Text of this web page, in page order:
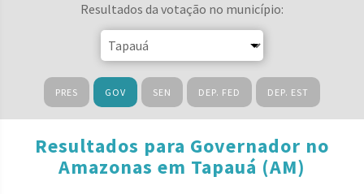
Resultados da votação no município:
PRES GOV SEN DEP. FED DEP. EST
Resultados para Governador no
Amazonas em Tapauá (AM)